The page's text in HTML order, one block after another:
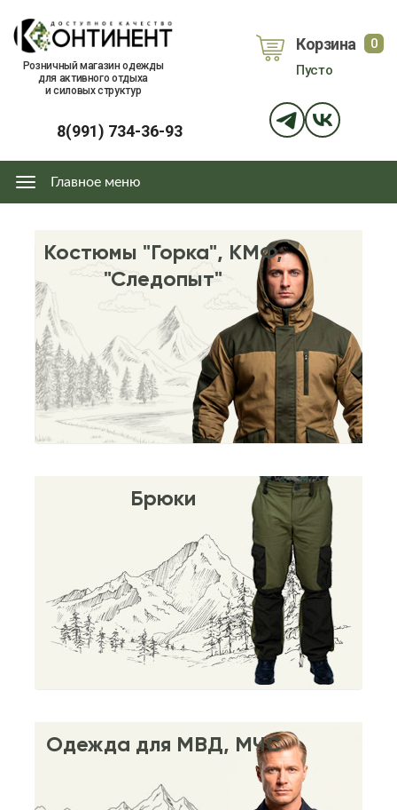
основному
содержанию
Розничный магазин одежды
для активного отдыха
и силовых структур
8(991) 734-36-93
Корзина
0
Пусто
Главное
меню
Главное меню
Костюмы "Горка", КМФ,
"Следопыт"
Брюки
Одежда для МВД, МЧС